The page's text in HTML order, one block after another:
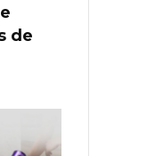
de